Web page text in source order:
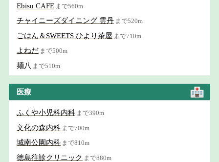
Ebisu CAFE まで560m
チャイニーズダイニング 雲丹 まで520m
ごはん＆SWEETS ひより茶屋 まで710m
よねだ まで500m
麺八 まで510m
医療
ふくや小児科内科 まで390m
文化の森内科 まで700m
城南公園内科 まで810m
徳島往診クリニック まで880m